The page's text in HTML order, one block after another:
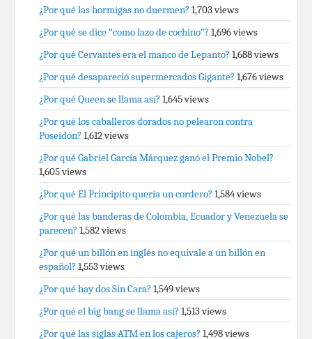
¿Por qué las hormigas no duermen? 1,703 views
¿Por qué se dice “como lazo de cochino”? 1,696 views
¿Por qué Cervantes era el manco de Lepanto? 1,688 views
¿Por qué desapareció supermercados Gigante? 1,676 views
¿Por qué Queen se llama así? 1,645 views
¿Por qué los caballeros dorados no pelearon contra
Poseidón? 1,612 views
¿Por qué Gabriel García Márquez ganó el Premio Nobel?
1,605 views
¿Por qué El Principito quería un cordero? 1,584 views
¿Por qué las banderas de Colombia, Ecuador y Venezuela se
parecen? 1,582 views
¿Por qué un billón en inglés no equivale a un billón en
español? 1,553 views
¿Por qué hay dos Sin Cara? 1,549 views
¿Por qué el big bang se llama así? 1,513 views
¿Por qué las siglas ATM en los cajeros? 1,498 views